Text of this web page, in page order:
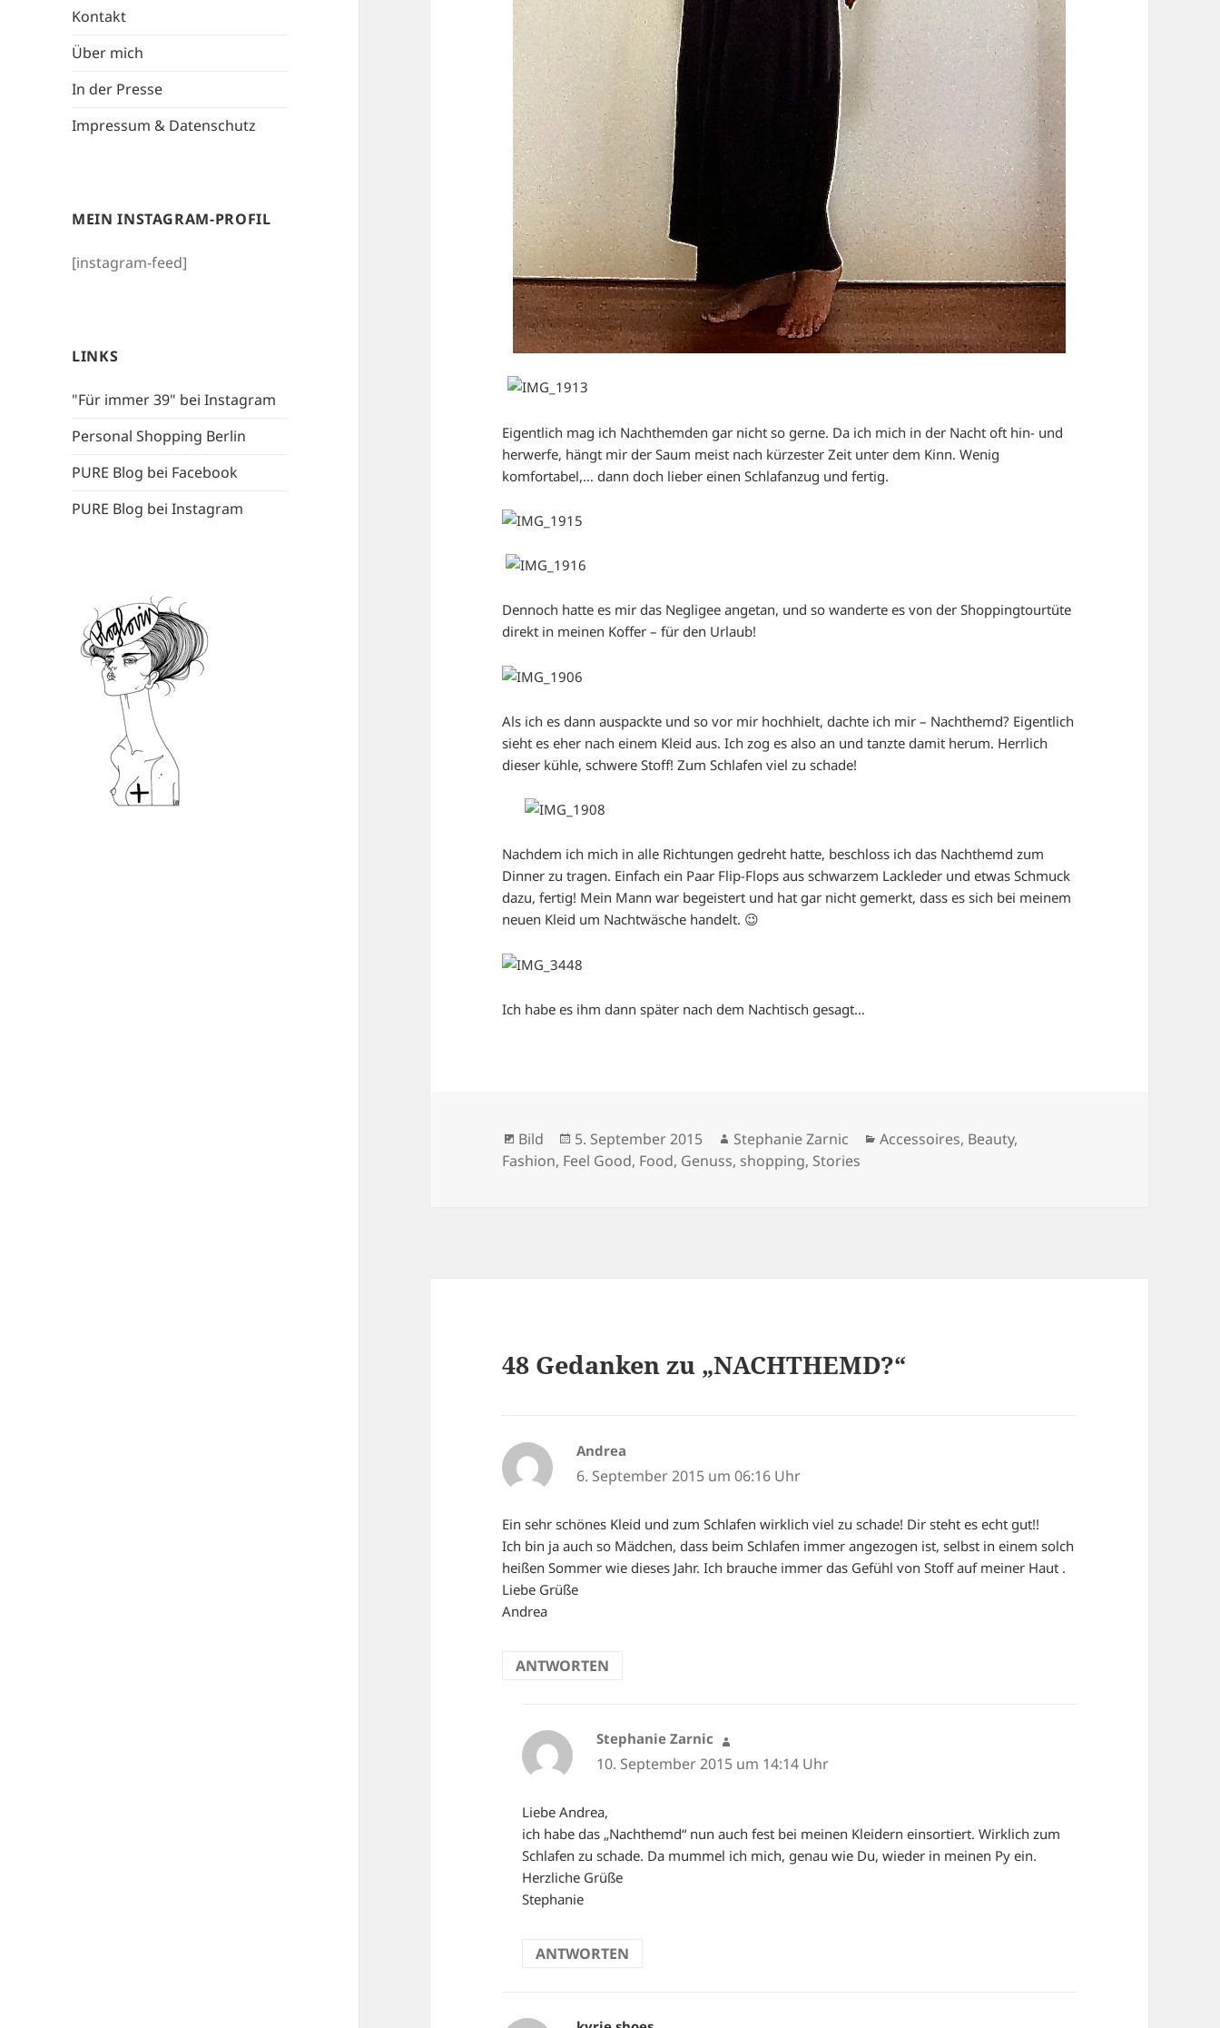
Kontakt
Über mich
In der Presse
Impressum & Datenschutz
MEIN INSTAGRAM-PROFIL
[instagram-feed]
LINKS
"Für immer 39" bei Instagram
Personal Shopping Berlin
PURE Blog bei Facebook
PURE Blog bei Instagram
Eigentlich mag ich Nachthemden gar nicht so gerne. Da ich mich in der Nacht oft hin- und
herwerfe, hängt mir der Saum meist nach kürzester Zeit unter dem Kinn. Wenig
komfortabel,… dann doch lieber einen Schlafanzug und fertig.
Dennoch hatte es mir das Negligee angetan, und so wanderte es von der Shoppingtourtüte
direkt in meinen Koffer – für den Urlaub!
Als ich es dann auspackte und so vor mir hochhielt, dachte ich mir – Nachthemd? Eigentlich
sieht es eher nach einem Kleid aus. Ich zog es also an und tanzte damit herum. Herrlich
dieser kühle, schwere Stoff! Zum Schlafen viel zu schade!
Nachdem ich mich in alle Richtungen gedreht hatte, beschloss ich das Nachthemd zum
Dinner zu tragen. Einfach ein Paar Flip-Flops aus schwarzem Lackleder und etwas Schmuck
dazu, fertig! Mein Mann war begeistert und hat gar nicht gemerkt, dass es sich bei meinem
neuen Kleid um Nachtwäsche handelt. 😉
Ich habe es ihm dann später nach dem Nachtisch gesagt…
Format
Bild
Veröffentlicht
am
5. September 2015 Autor
Stephanie Zarnic Kategorien
Accessoires, Beauty,
Fashion, Feel Good, Food, Genuss, shopping, Stories
48 Gedanken zu „NACHTHEMD?“
Andrea
6. September 2015 um 06:16 Uhr
Ein sehr schönes Kleid und zum Schlafen wirklich viel zu schade! Dir steht es echt gut!!
Ich bin ja auch so Mädchen, dass beim Schlafen immer angezogen ist, selbst in einem solch
heißen Sommer wie dieses Jahr. Ich brauche immer das Gefühl von Stoff auf meiner Haut .
Liebe Grüße
Andrea
ANTWORTEN
Stephanie Zarnic sagt:
10. September 2015 um 14:14 Uhr
Liebe Andrea,
ich habe das „Nachthemd“ nun auch fest bei meinen Kleidern einsortiert. Wirklich zum
Schlafen zu schade. Da mummel ich mich, genau wie Du, wieder in meinen Py ein.
Herzliche Grüße
Stephanie
ANTWORTEN